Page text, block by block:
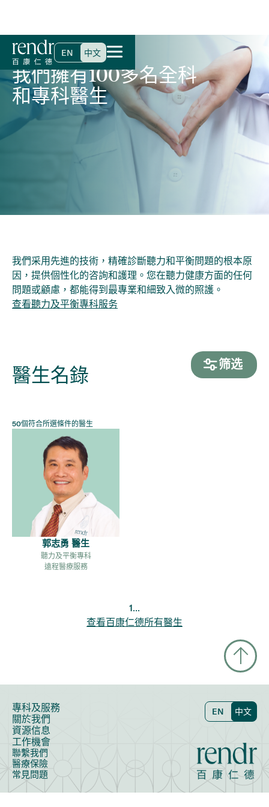
EN 中文
首頁>專科及服務>聽力及平衡專科
我們擁有100多名全科
和專科醫生
我們采用先進的技術，精確診斷聽力和平衡問題的根本原
因，提供個性化的咨詢和護理。您在聽力健康方面的任何
問題或顧慮，都能得到最專業和細致入微的照護。
查看聽力及平衡專科服务
醫生名錄
筛选
50個符合所選條件的醫生
郭志勇 醫生
聽力及平衡專科
遠程醫療服務
1
查看百康仁德所有醫生
專科及服務
關於我們
資源信息
工作機會
聯繫我們
醫療保險
常見問題
EN 中文